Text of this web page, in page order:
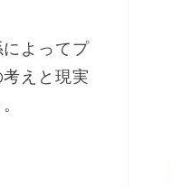
によってプ
えと現実